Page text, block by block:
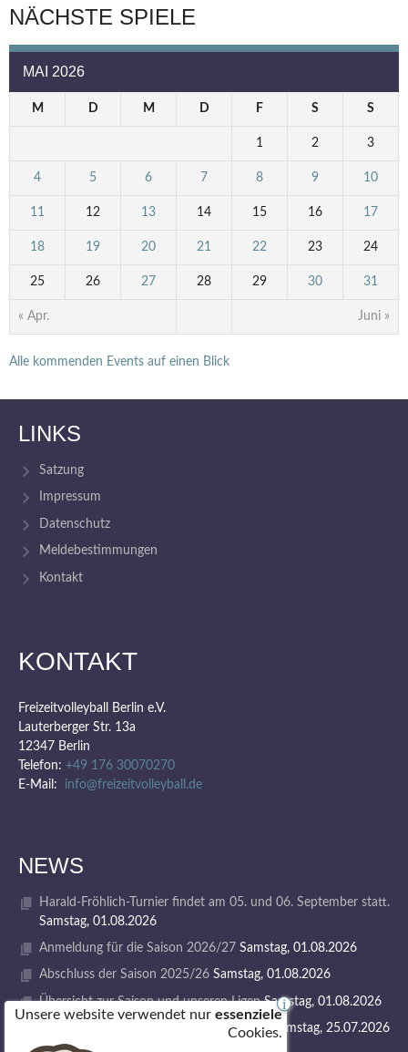
NÄCHSTE SPIELE
MAI 2026
M D M D F S S
« Apr. Juni »
1 2 3
4 5 6 7 8 9 10
11 12 13 14 15 16 17
18 19 20 21 22 23 24
25 26 27 28 29 30 31
Alle kommenden Events auf einen Blick
LINKS
Satzung
Impressum
Datenschutz
Meldebestimmungen
Kontakt
KONTAKT
Freizeitvolleyball Berlin e.V.
Lauterberger Str. 13a
12347 Berlin
Telefon: +49 176 30070270
E-Mail: info@freizeitvolleyball.de
NEWS
Harald-Fröhlich-Turnier findet am 05. und 06. September statt.
Samstag, 01.08.2026
Anmeldung für die Saison 2026/27 Samstag, 01.08.2026
Abschluss der Saison 2025/26 Samstag, 01.08.2026
Übersicht zur Saison und unseren Ligen Samstag, 01.08.2026
1. VOLLEY GODS SUMMER CAMP 2026 Samstag, 25.07.2026
Unsere website verwendet nur essenziele
Cookies.
i